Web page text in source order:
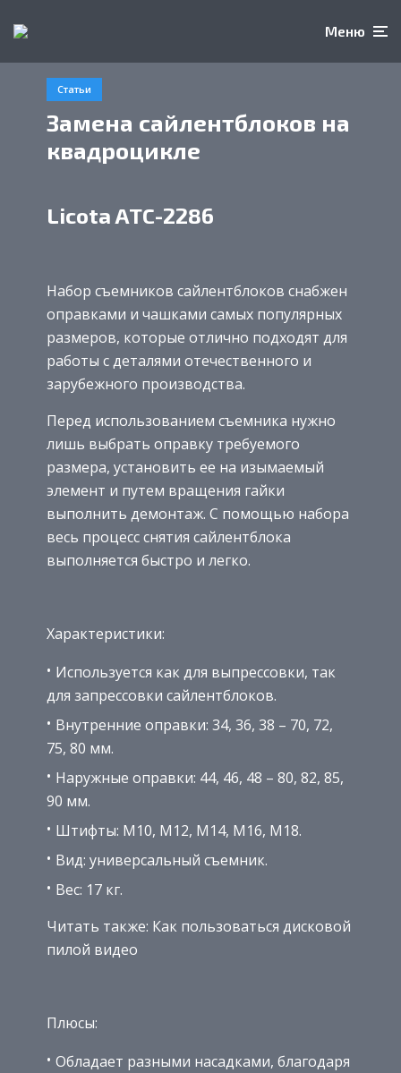
Меню
Статьи
Замена сайлентблоков на
квадроцикле
Licota ATC-2286
Набор съемников сайлентблоков снабжен
оправками и чашками самых популярных
размеров, которые отлично подходят для
работы с деталями отечественного и
зарубежного производства.
Перед использованием съемника нужно
лишь выбрать оправку требуемого
размера, установить ее на изымаемый
элемент и путем вращения гайки
выполнить демонтаж. С помощью набора
весь процесс снятия сайлентблока
выполняется быстро и легко.
Характеристики:
Используется как для выпрессовки, так
для запрессовки сайлентблоков.
Внутренние оправки: 34, 36, 38 – 70, 72,
75, 80 мм.
Наружные оправки: 44, 46, 48 – 80, 82, 85,
90 мм.
Штифты: M10, M12, M14, M16, M18.
Вид: универсальный съемник.
Вес: 17 кг.
Читать также: Как пользоваться дисковой
пилой видео
Плюсы:
Обладает разными насадками, благодаря